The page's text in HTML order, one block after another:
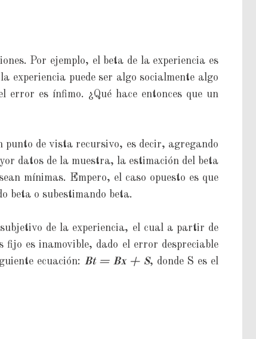
Por ejemplo, el beta de la experiencia es
puede ser algo socialmente algo
error es ínfimo. ¿Qué hace entonces que un
punto de vista recursivo, es decir, agregando
datos de la muestra, la estimación del beta
mínimas. Empero, el caso opuesto es que
beta o subestimando beta.
de la experiencia, el cual a partir de
fijo es inamovible, dado el error despreciable
ecuación: Bt = Bx + S, donde S es el